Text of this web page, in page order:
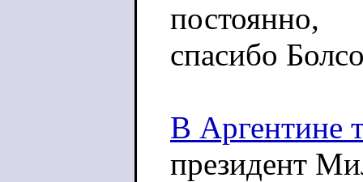
постоянно,
спасибо
В Аргентине
президент